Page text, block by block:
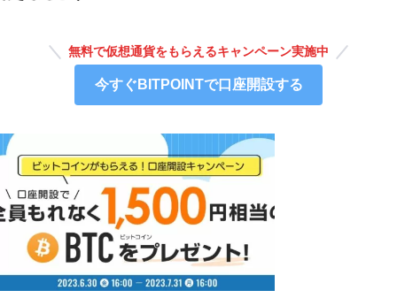
無料で仮想通貨をもらえるキャンペーン実施中
今すぐBITPOINTで口座開設する